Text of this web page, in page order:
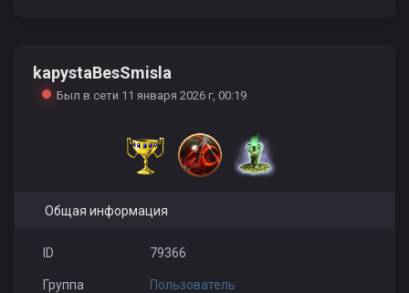
kapystaBesSmisla
Был в сети 11 января 2026 г, 00:19
Общая информация
ID 79366
Группа Пользователь